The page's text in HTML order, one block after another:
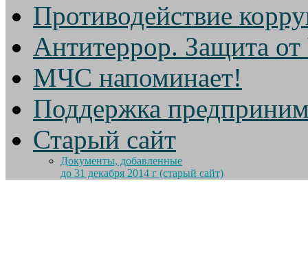
Противодействие
Антитеррор. Защита
МЧС напоминает!
Поддержка
Старый сайт
Документы, добавленные
до 31 декабря 2014 г (старый сайт)